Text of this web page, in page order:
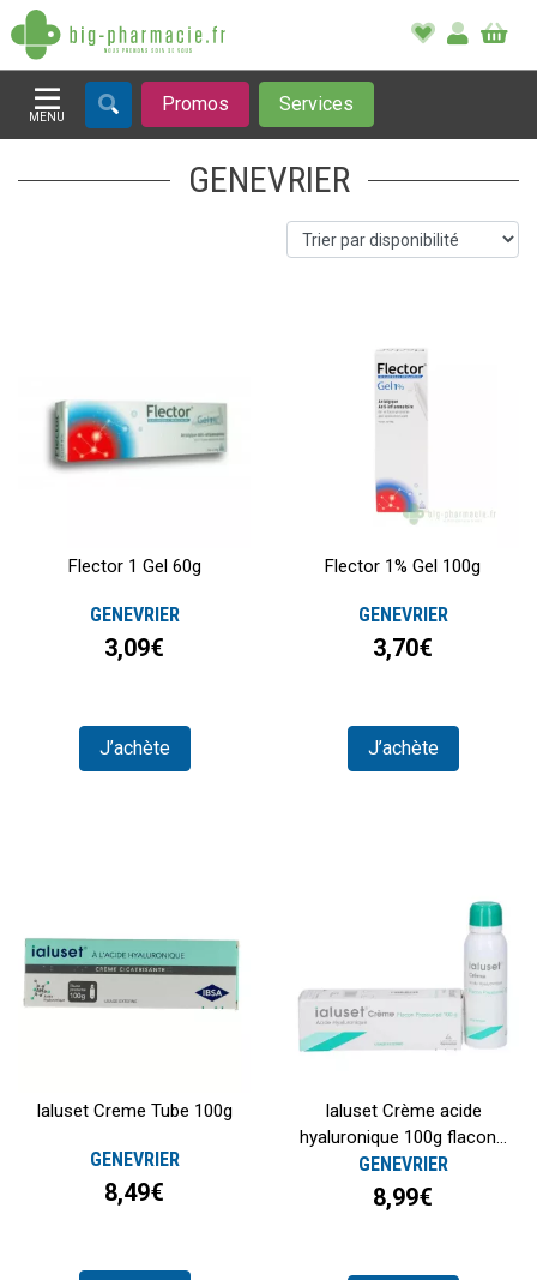
MENU
Afficher la navigation
Promos Services
GENEVRIER
Flector 1 Gel 60g
GENEVRIER
3,09€
J’achète
Flector 1% Gel 100g
GENEVRIER
3,70€
J’achète
Ialuset Creme Tube 100g
GENEVRIER
8,49€
Ialuset Crème acide
hyaluronique 100g flacon...
GENEVRIER
8,99€